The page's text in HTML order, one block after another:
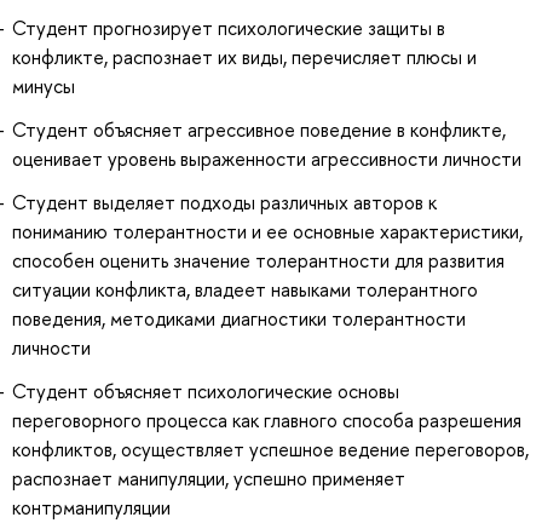
Студент прогнозирует психологические защиты в
конфликте, распознает их виды, перечисляет плюсы и
минусы
Студент объясняет агрессивное поведение в конфликте,
оценивает уровень выраженности агрессивности личности
Студент выделяет подходы различных авторов к
пониманию толерантности и ее основные характеристики,
способен оценить значение толерантности для развития
ситуации конфликта, владеет навыками толерантного
поведения, методиками диагностики толерантности
личности
Студент объясняет психологические основы
переговорного процесса как главного способа разрешения
конфликтов, осуществляет успешное ведение переговоров,
распознает манипуляции, успешно применяет
контрманипуляции